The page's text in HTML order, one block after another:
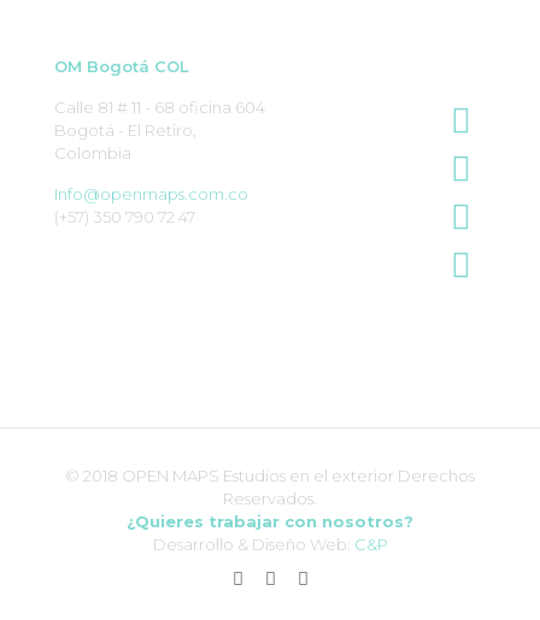
OM Bogotá COL
Calle 81 # 11 - 68 oficina 604
Bogotá - El Retiro,
Colombia
Info@openmaps.com.co
(+57) 350 790 72 47
© 2018 OPEN MAPS Estudios en el exterior Derechos
Reservados.
¿Quieres trabajar con nosotros?
Desarrollo & Diseño Web: C&P